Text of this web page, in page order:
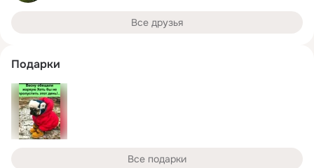
Все друзья
Подарки
Все подарки